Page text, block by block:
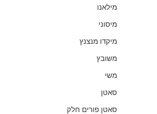
מילאנו
מיסוני
מיקדו מנצנץ
משובץ
משי
סאטן
סאטן פורים חלק